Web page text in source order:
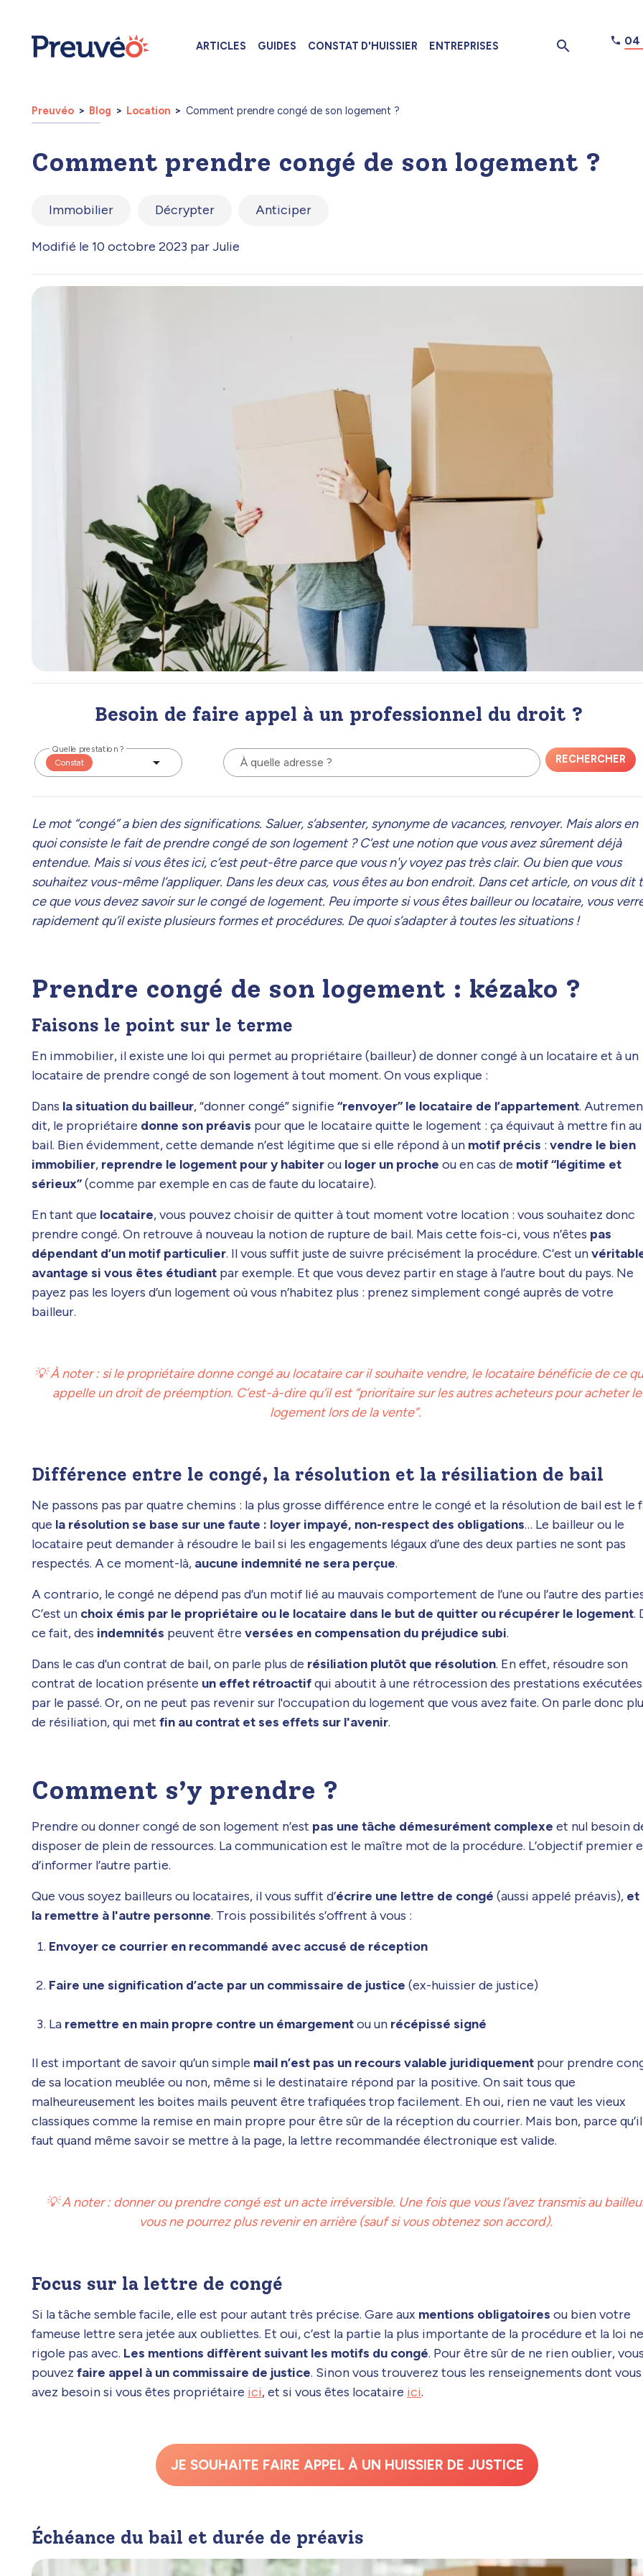
ARTICLES GUIDES CONSTAT D'HUISSIER ENTREPRISES 04
Preuvéo Blog Location Comment prendre congé de son logement ?
Comment prendre congé de son logement ?
Immobilier Décrypter Anticiper
Modifié le 10 octobre 2023 par Julie
Besoin de faire appel à un professionnel du droit ?
Quelle prestation ?
Constat À quelle adresse ? RECHERCHER
Le mot “congé” a bien des significations. Saluer, s’absenter, synonyme de vacances, renvoyer. Mais alors en
quoi consiste le fait de prendre congé de son logement ? C’est une notion que vous avez sûrement déjà
entendue. Mais si vous êtes ici, c’est peut-être parce que vous n'y voyez pas très clair. Ou bien que vous
souhaitez vous-même l’appliquer. Dans les deux cas, vous êtes au bon endroit. Dans cet article, on vous dit
ce que vous devez savoir sur le congé de logement. Peu importe si vous êtes bailleur ou locataire, vous
rapidement qu’il existe plusieurs formes et procédures. De quoi s’adapter à toutes les situations !
Prendre congé de son logement : kézako ?
Faisons le point sur le terme
En immobilier, il existe une loi qui permet au propriétaire (bailleur) de donner congé à un locataire et à un
locataire de prendre congé de son logement à tout moment. On vous explique :
Dans la situation du bailleur, “donner congé” signifie “renvoyer” le locataire de l’appartement.
dit, le propriétaire donne son préavis pour que le locataire quitte le logement : ça équivaut à mettre fin au
bail. Bien évidemment, cette demande n’est légitime que si elle répond à un motif précis : vendre le bien
immobilier, reprendre le logement pour y habiterou loger un proche ou en cas de motif “légitime et
sérieux”(comme par exemple en cas de faute du locataire).
En tant que locataire, vous pouvez choisir de quitter à tout moment votre location : vous souhaitez donc
prendre congé. On retrouve à nouveau la notion de rupture de bail. Mais cette fois-ci, vous n’êtes pas
dépendant d’un motif particulier. Il vous suffit juste de suivre précisément la procédure. C’est un
avantage si vous êtes étudiant par exemple. Et que vous devez partir en stage à l’autre bout du pays. Ne
payez pas les loyers d’un logement où vous n’habitez plus : prenez simplement congé auprès de votre
bailleur.
💡 À noter : si le propriétaire donne congé au locataire car il souhaite vendre, le locataire bénéficie de ce
appelle un droit de préemption. C’est-à-dire qu’il est “prioritaire sur les autres acheteurs pour acheter le
logement lors de la vente”.
Différence entre le congé, la résolution et la résiliation de bail
Ne passons pas par quatre chemins : la plus grosse différence entre le congé et la résolution de bail est le
que la résolution se base sur une faute : loyer impayé, non-respect des obligations… Le bailleur ou le
locataire peut demander à résoudre le bail si les engagements légaux d’une des deux parties ne sont pas
respectés. A ce moment-là, aucune indemnité ne sera perçue.
A contrario, le congé ne dépend pas d’un motif lié au mauvais comportement de l’une ou l’autre des
C’est un choix émis par le propriétaire ou le locataire dans le but de quitter ou récupérer le logement.
ce fait, des indemnités peuvent être versées en compensation du préjudice subi.
Dans le cas d'un contrat de bail, on parle plus de résiliation plutôt que résolution. En effet, résoudre son
contrat de location présente un effet rétroactifqui aboutit à une rétrocession des prestations exécutées
par le passé. Or, on ne peut pas revenir sur l'occupation du logement que vous avez faite. On parle donc
de résiliation, qui met fin au contrat et ses effets sur l'avenir.
Comment s’y prendre ?
Prendre ou donner congé de son logement n’est pas une tâche démesurément complexe et nul besoin
disposer de plein de ressources. La communication est le maître mot de la procédure. L’objectif premier
d’informer l’autre partie.
Que vous soyez bailleurs ou locataires, il vous suffit d’écrire une lettre de congé (aussi appelé préavis), et
la remettre à l'autre personne. Trois possibilités s’offrent à vous :
Envoyer ce courrier en recommandé avec accusé de réception
Faire une signification d’acte par un commissaire de justice (ex-huissier de justice)
La remettre en main propre contre un émargementou un récépissé signé
Il est important de savoir qu’un simple mail n’est pas un recours valable juridiquement pour prendre
de sa location meublée ou non, même si le destinataire répond par la positive. On sait tous que
malheureusement les boites mails peuvent être trafiquées trop facilement. Eh oui, rien ne vaut les vieux
classiques comme la remise en main propre pour être sûr de la réception du courrier. Mais bon, parce qu’il
faut quand même savoir se mettre à la page, la lettre recommandée électronique est valide.
💡 A noter : donner ou prendre congé est un acte irréversible. Une fois que vous l’avez transmis au
vous ne pourrez plus revenir en arrière (sauf si vous obtenez son accord).
Focus sur la lettre de congé
Si la tâche semble facile, elle est pour autant très précise. Gare aux mentions obligatoires ou bien votre
fameuse lettre sera jetée aux oubliettes. Et oui, c’est la partie la plus importante de la procédure et la loi ne
rigole pas avec. Les mentions diffèrent suivant les motifs du congé. Pour être sûr de ne rien oublier,
pouvez faire appel à un commissaire de justice. Sinon vous trouverez tous les renseignements dont vous
avez besoin si vous êtes propriétaire ici, et si vous êtes locataire ici.
JE SOUHAITE FAIRE APPEL À UN HUISSIER DE JUSTICE
Échéance du bail et durée de préavis